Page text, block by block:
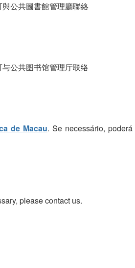
公共圖書館管理廳聯絡
公共图书馆管理厅联络
de Macau. Se necessário,
please contact us.